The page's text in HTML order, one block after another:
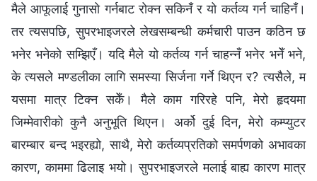
मैले आफूलाई गुनासो गर्नबाट रोक्न सकिनँ र यो कर्तव्य गर्न चाहिनँ।
तर त्यसपछि, सुपरभाइजरले लेखसम्बन्धी कर्मचारी पाउन कठिन छ
भनेर भनेको सम्झिएँ। यदि मैले यो कर्तव्य गर्न चाहन्नँ भनेर भनेँ भने,
के त्यसले मण्डलीका लागि समस्या सिर्जना गर्ने थिएन र? त्यसैले, म
यसमा मात्र टिक्न सकेँ। मैले काम गरिरहे पनि, मेरो हृदयमा
जिम्मेवारीको कुनै अनुभूति थिएन। अर्को दुई दिन, मेरो कम्प्युटर
बारम्बार बन्द भइरह्यो, साथै, मेरो कर्तव्यप्रतिको समर्पणको अभावका
कारण, काममा ढिलाइ भयो। सुपरभाइजरले मलाई बाह्य कारण मात्र